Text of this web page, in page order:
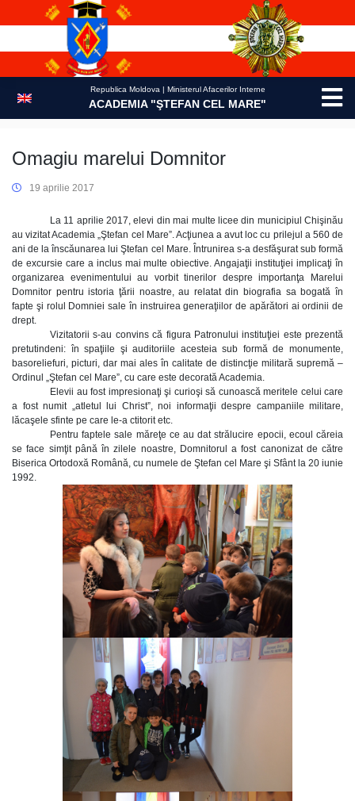
Republica Moldova | Ministerul Afacerilor Interne
ACADEMIA "ŞTEFAN CEL MARE"
Omagiu marelui Domnitor
19 aprilie 2017
La 11 aprilie 2017, elevi din mai multe licee din municipiul Chişinău
au vizitat Academia „Ştefan cel Mare”. Acţiunea a avut loc cu prilejul a 560 de
ani de la înscăunarea lui Ştefan cel Mare. Întrunirea s-a desfăşurat sub formă
de excursie care a inclus mai multe obiective. Angajaţii instituţiei implicaţi în
organizarea evenimentului au vorbit tinerilor despre importanţa Marelui
Domnitor pentru istoria ţării noastre, au relatat din biografia sa bogată în
fapte şi rolul Domniei sale în instruirea generaţiilor de apărători ai ordinii de
drept.
Vizitatorii s-au convins că figura Patronului instituţiei este prezentă
pretutindeni: în spaţiile şi auditoriile acesteia sub formă de monumente,
basoreliefuri, picturi, dar mai ales în calitate de distincţie militară supremă –
Ordinul „Ştefan cel Mare”, cu care este decorată Academia.
Elevii au fost impresionaţi şi curioşi să cunoască meritele celui care
a fost numit „atletul lui Christ”, noi informaţii despre campaniile militare,
lăcaşele sfinte pe care le-a ctitorit etc.
Pentru faptele sale măreţe ce au dat strălucire epocii, ecoul căreia
se face simţit până în zilele noastre, Domnitorul a fost canonizat de către
Biserica Ortodoxă Română, cu numele de Ştefan cel Mare şi Sfânt la 20 iunie
1992.